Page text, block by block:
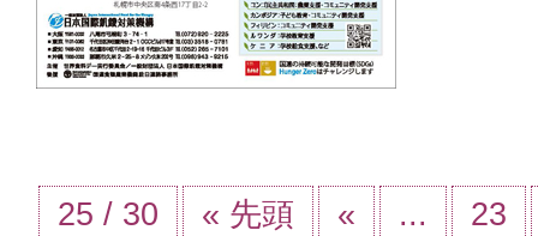
25 / 30 « 先頭 « ... 23